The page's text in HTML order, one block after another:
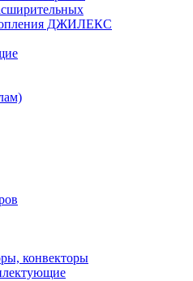
ДЖИЛЕКС
конвекторы